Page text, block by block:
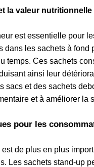
la valeur nutritionnelle
est essentielle pour
dans les sachets à
temps. Ces sachets
ainsi leur
sacs et des sachets
et à améliorer la
pour les
de plus en plus
Les sachets stand-up